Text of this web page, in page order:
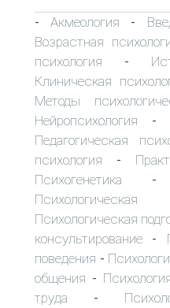
-Акмеология -
Возрастная
психология -
Клиническая
Методы
Нейропсихология -
Педагогическая
психология -
Психогенетика
Психологическая
Психологическая
консультирование -
поведения -
общения -
труда -